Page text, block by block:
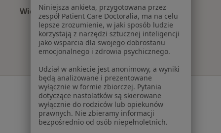
Więcej (15)
Więcej w kategorii: Najczęście leczone
Serwis
Regulamin
Polityka prywatności pacjentów
Niniejsza ankieta, przygotowana przez
zespół Patient Care Doctoralia, ma na celu
lepsze zrozumienie, w jaki sposób ludzie
korzystają z narzędzi sztucznej inteligencji
jako wsparcia dla swojego dobrostanu
emocjonalnego i zdrowia psychicznego.
Udział w ankiecie jest anonimowy, a wyniki
będą analizowane i prezentowane
wyłącznie w formie zbiorczej. Pytania
dotyczące nastolatków są skierowane
wyłącznie do rodziców lub opiekunów
prawnych. Nie zbieramy informacji
bezpośrednio od osób niepełnoletnich.